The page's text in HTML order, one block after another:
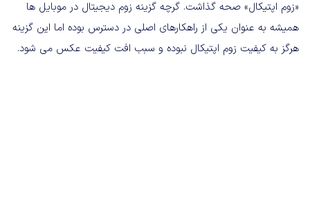
«زوم اپتیکال» صحه گذاشت. گرچه گزینه زوم دیجیتال در موبایل ها
همیشه به عنوان یکی از راهکارهای اصلی در دسترس بوده اما این گزینه
هرگز به کیفیت زوم اپتیکال نبوده و سبب افت کیفیت عکس می شود.